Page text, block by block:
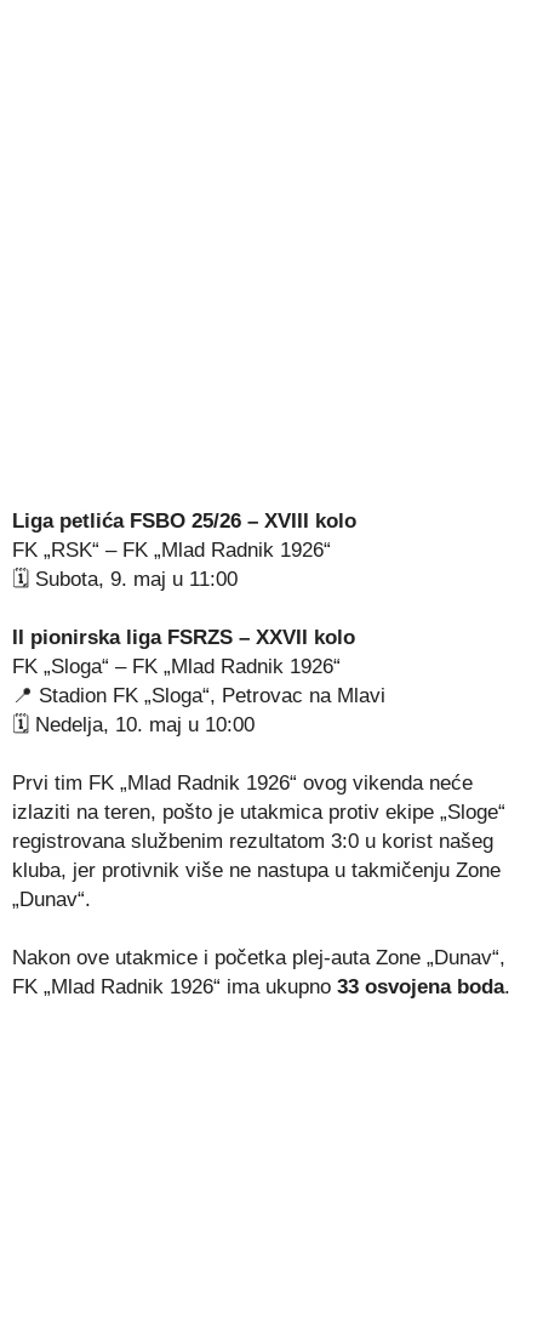
Liga petlića FSBO 25/26 – XVIII kolo
FK „RSK“ – FK „Mlad Radnik 1926“
🗓 Subota, 9. maj u 11:00
II pionirska liga FSRZS – XXVII kolo
FK „Sloga“ – FK „Mlad Radnik 1926“
📍 Stadion FK „Sloga“, Petrovac na Mlavi
🗓 Nedelja, 10. maj u 10:00
Prvi tim FK „Mlad Radnik 1926“ ovog vikenda neće
izlaziti na teren, pošto je utakmica protiv ekipe „Sloge“
registrovana službenim rezultatom 3:0 u korist našeg
kluba, jer protivnik više ne nastupa u takmičenju Zone
„Dunav“.
Nakon ove utakmice i početka plej-auta Zone „Dunav“,
FK „Mlad Radnik 1926“ ima ukupno 33 osvojena boda.